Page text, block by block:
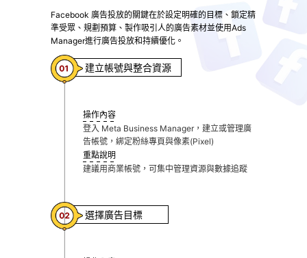
Facebook 廣告投放的關鍵在於設定明確的目標、鎖定精
準受眾、規劃預算、製作吸引人的廣告素材並使用Ads
Manager進行廣告投放和持續優化。
建立帳號與整合資源
操作內容
登入 Meta Business Manager，建立或管理廣
告帳號，綁定粉絲專頁與像素(Pixel)
重點說明
建議用商業帳號，可集中管理資源與數據追蹤
選擇廣告目標